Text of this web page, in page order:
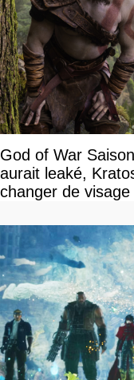
God of War
aurait leaké,
changer de visage